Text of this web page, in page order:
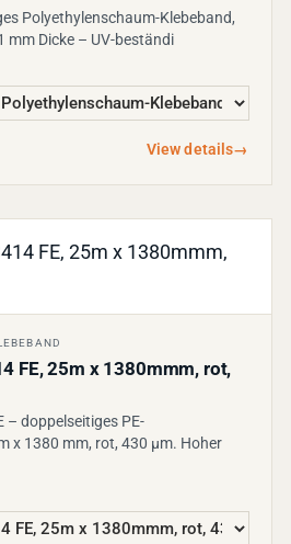
Polyethylenschaum-Klebeband,
mm Dicke – UV-beständi
View details→
FE, 25m x 1380mmm, rot,
doppelseitiges PE-
x 1380 mm, rot, 430 µm. Hoher